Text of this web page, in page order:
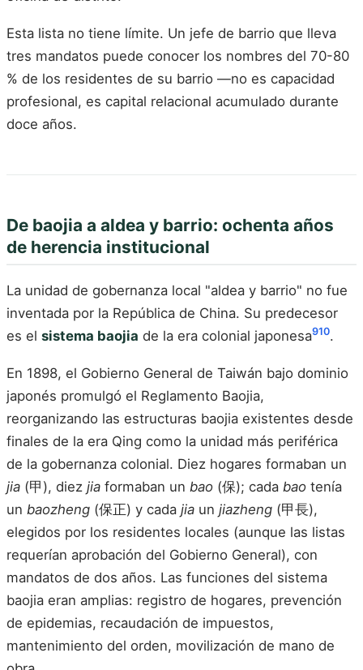
Esta lista no tiene límite. Un jefe de barrio que lleva
tres mandatos puede conocer los nombres del 70-80
% de los residentes de su barrio —no es capacidad
profesional, es capital relacional acumulado durante
doce años.
De baojia a aldea y barrio: ochenta años
de herencia institucional
La unidad de gobernanza local "aldea y barrio" no fue
inventada por la República de China. Su predecesor
es el sistema baojia de la era colonial japonesa910.
En 1898, el Gobierno General de Taiwán bajo dominio
japonés promulgó el Reglamento Baojia,
reorganizando las estructuras baojia existentes desde
finales de la era Qing como la unidad más periférica
de la gobernanza colonial. Diez hogares formaban un
jia (甲), diez jia formaban un bao (保); cada bao tenía
un baozheng (保正) y cada jia un jiazheng (甲長),
elegidos por los residentes locales (aunque las listas
requerían aprobación del Gobierno General), con
mandatos de dos años. Las funciones del sistema
baojia eran amplias: registro de hogares, prevención
de epidemias, recaudación de impuestos,
mantenimiento del orden, movilización de mano de